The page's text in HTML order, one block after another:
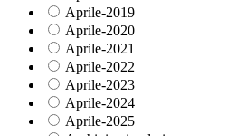
Aprile-2019
Aprile-2020
Aprile-2021
Aprile-2022
Aprile-2023
Aprile-2024
Aprile-2025